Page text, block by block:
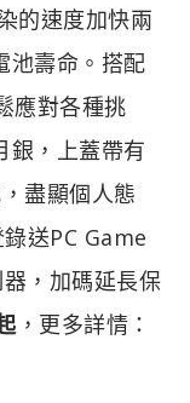
的速度加快兩
池壽命。搭配
應對各種挑
銀，上蓋帶有
盡顯個人態
送PC Game
，加碼延長保
，更多詳情：